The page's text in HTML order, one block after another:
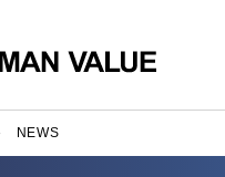
NEWS